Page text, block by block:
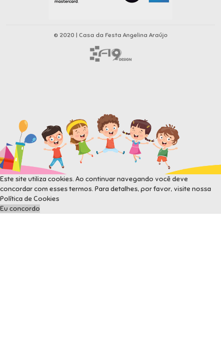
© 2020 | Casa da Festa Angelina Araújo
Este site utiliza cookies. Ao continuar navegando você deve
concordar com esses termos. Para detalhes, por favor, visite nossa
Política de Cookies
Eu concordo